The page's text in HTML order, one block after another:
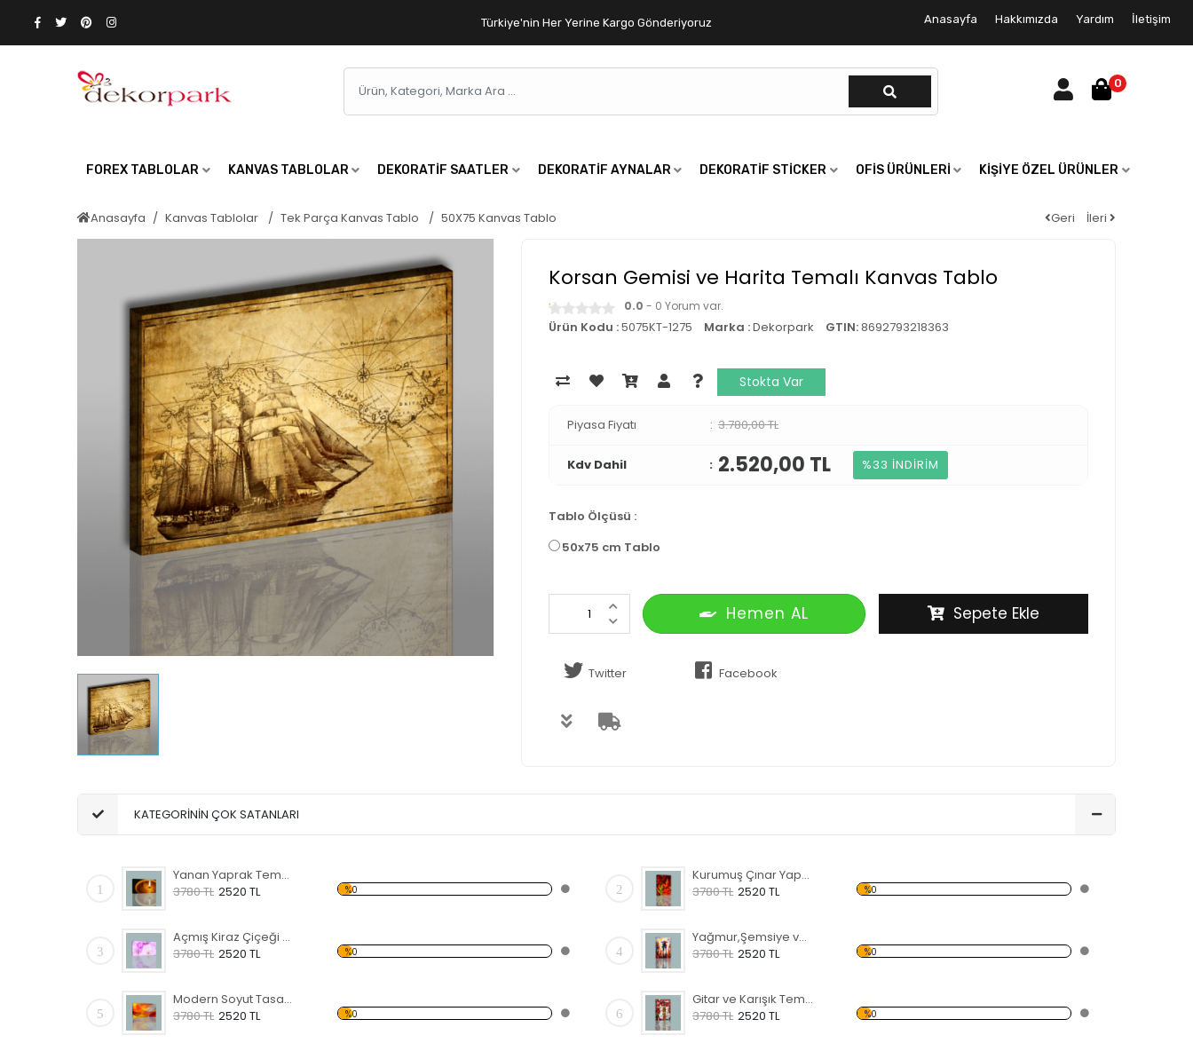
Türkiye'nin Her Yerine Kargo Gönderiyoruz Anasayfa Hakkımızda Yardım İletişim
0
FOREX TABLOLAR KANVAS TABLOLAR DEKORATIF SAATLER DEKORATIF AYNALAR DEKORATIF STICKER OFIS ÜRÜNLERI KIŞIYE ÖZEL ÜRÜNLER
Anasayfa Kanvas Tablolar Tek Parça Kanvas Tablo 50X75 Kanvas Tablo Geri İleri
Korsan Gemisi ve Harita Temalı Kanvas Tablo
0.0 - 0 Yorum var.
Ürün Kodu :5075KT-1275 Marka :Dekorpark GTIN:8692793218363
Stokta Var
Piyasa Fiyatı 3.780,00 TL
Kdv Dahil 2.520,00 TL %33 İNDİRİM
Tablo Ölçüsü :
50x75 cm Tablo
Hemen AL Sepete Ekle
Twitter Facebook
KATEGORİNİN ÇOK SATANLARI
1
Yanan Yaprak Temalı Kanvas Tablo
3780 TL 2520 TL %0 2
Kurumuş Çınar Yaprakları Temalı Kanvas Tablo
3780 TL 2520 TL %0
3
Açmış Kiraz Çiçeği Temalı Kanvas Tablo
3780 TL 2520 TL %0 4
Yağmur,Şemsiye ve İnsanlar Kanvas Tablo
3780 TL 2520 TL %0
5
Modern Soyut Tasarım 36 Kanvas Tablo
3780 TL 2520 TL %0 6
Gitar ve Karışık Temalı Kanvas Tablo
3780 TL 2520 TL %0